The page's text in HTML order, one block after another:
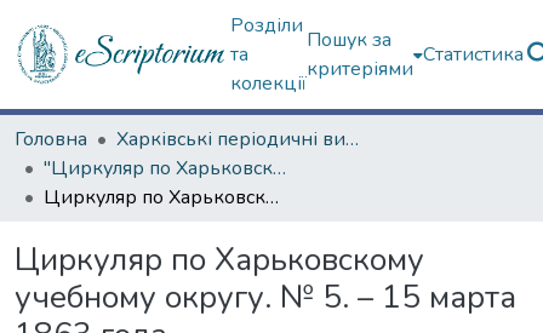
Розділи
та
колекції
Пошук за
критеріями
Статистика
Головна
Харківські періодичні видання
"Циркуляр по Харьковскому учебному округу" (1861—1916 гг.)
Циркуляр по Харьковскому учебному округу. № 5. – 15 марта 1863 года
Циркуляр по Харьковскому
учебному округу. № 5. – 15 марта